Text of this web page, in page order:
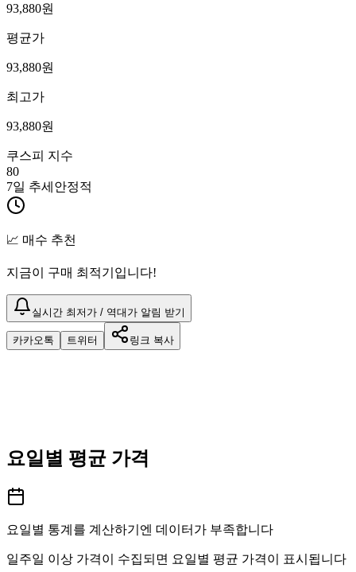
93,880원
평균가
93,880원
최고가
93,880원
쿠스피 지수
80
7일 추세 안정적
📈 매수 추천
지금이 구매 최적기입니다!
실시간 최저가 / 역대가 알림 받기
카카오톡 트위터 링크 복사
요일별 평균 가격
요일별 통계를 계산하기엔 데이터가 부족합니다
일주일 이상 가격이 수집되면 요일별 평균 가격이 표시됩니다